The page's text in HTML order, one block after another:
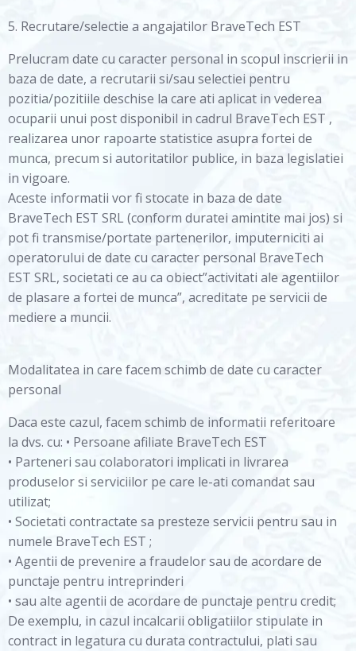
5. Recrutare/selectie a angajatilor BraveTech EST
Prelucram date cu caracter personal in scopul inscrierii in
baza de date, a recrutarii si/sau selectiei pentru
pozitia/pozitiile deschise la care ati aplicat in vederea
ocuparii unui post disponibil in cadrul BraveTech EST ,
realizarea unor rapoarte statistice asupra fortei de
munca, precum si autoritatilor publice, in baza legislatiei
in vigoare.
Aceste informatii vor fi stocate in baza de date
BraveTech EST SRL (conform duratei amintite mai jos) si
pot fi transmise/portate partenerilor, imputerniciti ai
operatorului de date cu caracter personal BraveTech
EST SRL, societati ce au ca obiect”activitati ale agentiilor
de plasare a fortei de munca”, acreditate pe servicii de
mediere a muncii.
Modalitatea in care facem schimb de date cu caracter
personal
Daca este cazul, facem schimb de informatii referitoare
la dvs. cu: • Persoane afiliate BraveTech EST
• Parteneri sau colaboratori implicati in livrarea
produselor si serviciilor pe care le-ati comandat sau
utilizat;
• Societati contractate sa presteze servicii pentru sau in
numele BraveTech EST ;
• Agentii de prevenire a fraudelor sau de acordare de
punctaje pentru intreprinderi
• sau alte agentii de acordare de punctaje pentru credit;
De exemplu, in cazul incalcarii obligatiilor stipulate in
contract in legatura cu durata contractului, plati sau